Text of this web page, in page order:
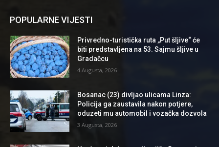
POPULARNE VIJESTI
Privredno-turistička ruta „Put šljive“ će
biti predstavljena na 53. Sajmu šljive u
Gradačcu
4 Augusta, 2026
Bosanac (23) divljao ulicama Linza:
Policija ga zaustavila nakon potjere,
oduzeti mu automobil i vozačka dozvola
3 Augusta, 2026